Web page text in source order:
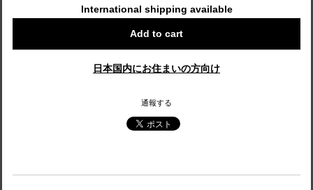
International shipping available
Add to cart
日本国内にお住まいの方向け
通報する